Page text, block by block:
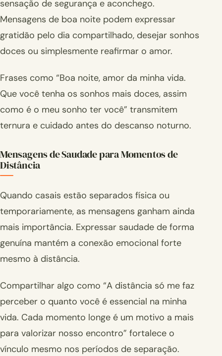
sensação de segurança e aconchego.
Mensagens de boa noite podem expressar
gratidão pelo dia compartilhado, desejar sonhos
doces ou simplesmente reafirmar o amor.
Frases como “Boa noite, amor da minha vida.
Que você tenha os sonhos mais doces, assim
como é o meu sonho ter você” transmitem
ternura e cuidado antes do descanso noturno.
Mensagens de Saudade para Momentos de
Distância
Quando casais estão separados física ou
temporariamente, as mensagens ganham ainda
mais importância. Expressar saudade de forma
genuína mantém a conexão emocional forte
mesmo à distância.
Compartilhar algo como “A distância só me faz
perceber o quanto você é essencial na minha
vida. Cada momento longe é um motivo a mais
para valorizar nosso encontro” fortalece o
vínculo mesmo nos períodos de separação.